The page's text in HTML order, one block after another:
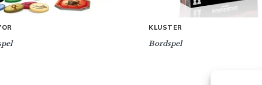
KLUSTER
Bordspel